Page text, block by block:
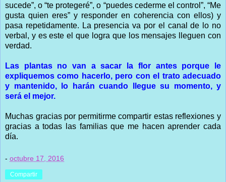
sucede”, o “te protegeré”, o “puedes cederme el control”, “Me
gusta quien eres” y responder en coherencia con ellos) y
pasa repetidamente. La presencia va por el canal de lo no
verbal, y es este el que logra que los mensajes lleguen con
verdad.
Las plantas no van a sacar la flor antes porque le
expliquemos como hacerlo, pero con el trato adecuado
y mantenido, lo harán cuando llegue su momento, y
será el mejor.
Muchas gracias por permitirme compartir estas reflexiones y
gracias a todas las familias que me hacen aprender cada
día.
- octubre 17, 2016
Compartir